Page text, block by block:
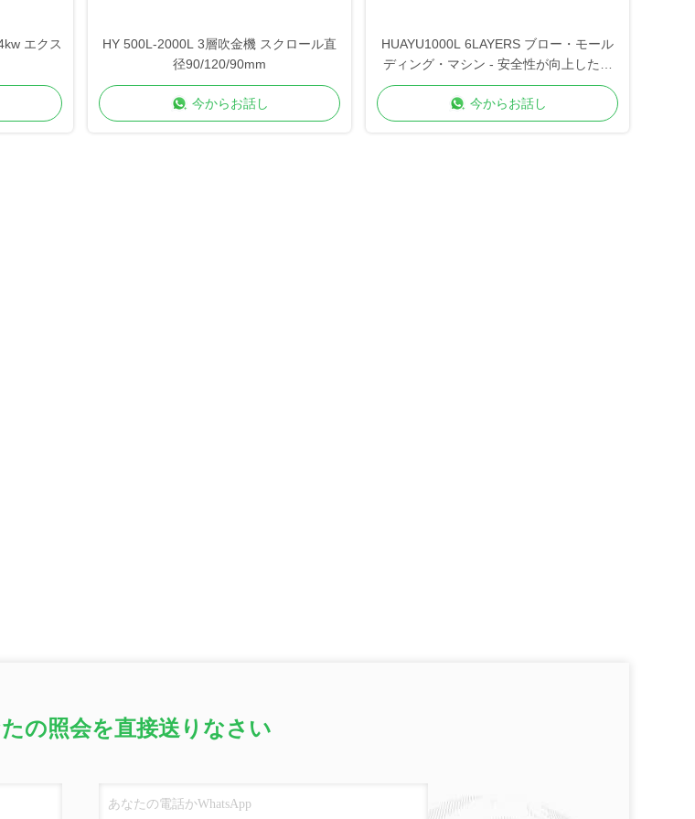
エクス
HY 500L-2000L 3層吹金機 スクロール直
径90/120/90mm
今からお話し
HUAYU1000L 6LAYERS ブロー・モール
ディング・マシン - 安全性が向上した重
用
今からお話し
の照会を直接送りなさい